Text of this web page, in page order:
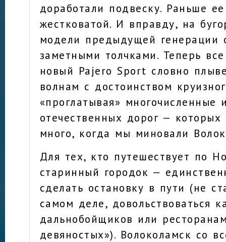
доработали подвеску. Раньше
жестковатой. И вправду, на
модели предыдущей генерации
заметными толчками. Теперь
новый Pajero Sport словно
волнам с достоинством
«проглатывая» многочисленные
отечественных дорог — которых
много, когда мы миновали
Для тех, кто путешествует по
старинный городок —
сделать остановку в пути (не
самом деле, довольствоваться
дальнобойщиков или
девяностых»). Волоколамск со